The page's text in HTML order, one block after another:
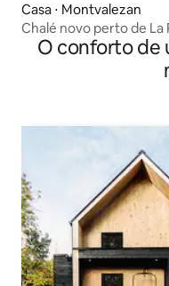
Casa ⋅ Montvalezan
Chalé novo perto de La
O conforto de